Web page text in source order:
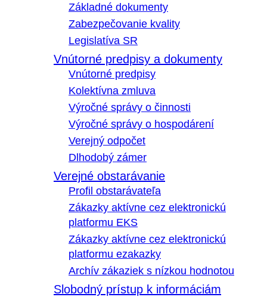
Základné dokumenty
Zabezpečovanie kvality
Legislatíva SR
Vnútorné predpisy a dokumenty
Vnútorné predpisy
Kolektívna zmluva
Výročné správy o činnosti
Výročné správy o hospodárení
Verejný odpočet
Dlhodobý zámer
Verejné obstarávanie
Profil obstarávateľa
Zákazky aktívne cez elektronickú
platformu EKS
Zákazky aktívne cez elektronickú
platformu ezakazky
Archív zákaziek s nízkou hodnotou
Slobodný prístup k informáciám